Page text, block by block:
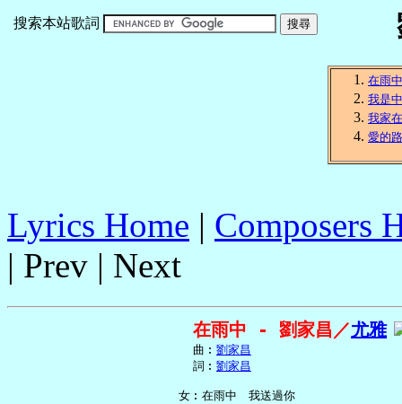
搜索本站歌詞
在雨中
我是
我家
愛的
Lyrics Home | Composers
| Prev | Next
在雨中 - 劉家昌／尤雅
     曲︰
劉家昌
     詞︰
劉家昌
   女︰在雨中　我送過你